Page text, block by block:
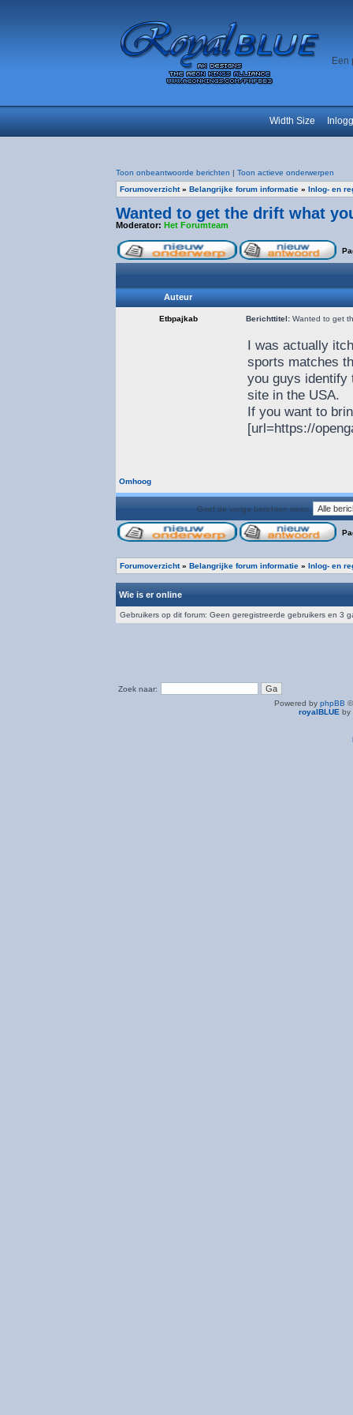
Een
Width Size
Toon onbeantwoorde berichten | Toon actieve onderwerpen
Forumoverzicht» Belangrijke forum informatie » Inlog- en
Wanted to get the drift what
Moderator: Het Forumteam
Auteur
Etbpajkab Berichttitel: Wanted to get
I was actually
sports matches
you guys identify
site in the USA.
If you want to
[url=https://
Omhoog
Geef de vorige berichten weer:
Forumoverzicht» Belangrijke forum informatie » Inlog- en
Wie is er online
Gebruikers op dit forum: Geen geregistreerde gebruikers en 3
Zoek naar:
Powered by phpBB
royalBLUE by